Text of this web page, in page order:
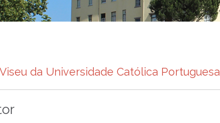
da Universidade Católica Portuguesa